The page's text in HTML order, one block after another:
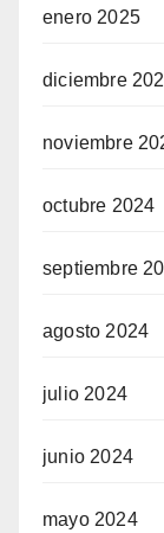
enero 2025
diciembre
noviembre
octubre 2024
septiembre
agosto 2024
julio 2024
junio 2024
mayo 2024